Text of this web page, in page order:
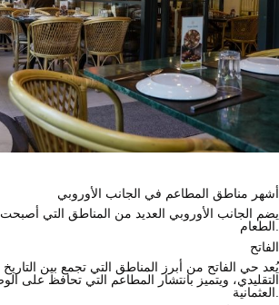
أشهر مناطق المطاعم في الجانب الأوروبي
يضم الجانب الأوروبي العديد من المناطق التي
الطعام.
الفاتح
يُعد حي الفاتح من أبرز المناطق التي تجمع بين
التقليدي، ويتميز بانتشار المطاعم التي تحافظ على
العثمانية.